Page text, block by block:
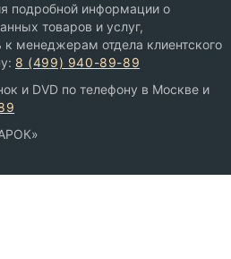
подробной информации о
товаров и услуг,
менеджерам отдела клиентского
8 (499) 940-89-89
и DVD по телефону в Москве и